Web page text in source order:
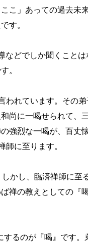
こ」あっての過去未
す。
どでしか聞くことは
。
われています。その
尚に一喝せられて、
強烈な一喝が、百丈
に至ります。
かし、臨済禅師に至
禅の教えとしての『
るのが『喝』です。